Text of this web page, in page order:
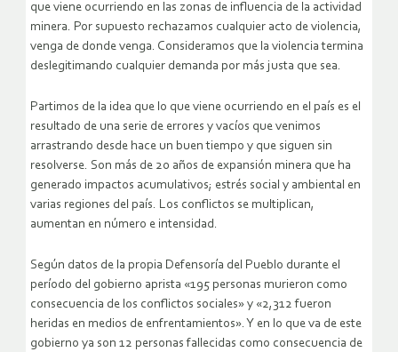
que viene ocurriendo en las zonas de influencia de la actividad
minera. Por supuesto rechazamos cualquier acto de violencia,
venga de donde venga. Consideramos que la violencia termina
deslegitimando cualquier demanda por más justa que sea.
Partimos de la idea que lo que viene ocurriendo en el país es el
resultado de una serie de errores y vacíos que venimos
arrastrando desde hace un buen tiempo y que siguen sin
resolverse. Son más de 20 años de expansión minera que ha
generado impactos acumulativos; estrés social y ambiental en
varias regiones del país. Los conflictos se multiplican,
aumentan en número e intensidad.
Según datos de la propia Defensoría del Pueblo durante el
período del gobierno aprista «195 personas murieron como
consecuencia de los conflictos sociales» y «2,312 fueron
heridas en medios de enfrentamientos». Y en lo que va de este
gobierno ya son 12 personas fallecidas como consecuencia de